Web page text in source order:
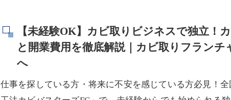
【未経験OK】カビ取りビジネスで独立！
と開業費用を徹底解説｜カビ取りフラン
へ
仕事を探している方・将来に不安を感じている方必見！